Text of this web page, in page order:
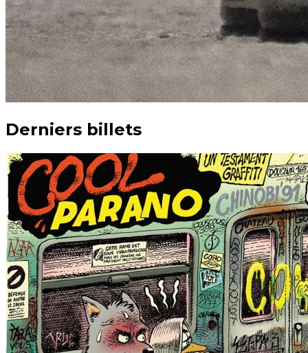
Derniers billets